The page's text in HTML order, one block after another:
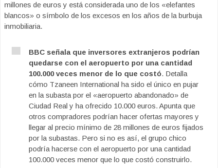
millones de euros y está considerada uno de los «elefantes
blancos» o símbolo de los excesos en los años de la burbuja
inmobiliaria.
BBC señala que inversores extranjeros podrían
quedarse con el aeropuerto por una cantidad
100.000 veces menor de lo que costó. Detalla
cómo Tzaneen International ha sido el único en pujar
en la subasta por el «aeropuerto abandonado» de
Ciudad Real y ha ofrecido 10.000 euros. Apunta que
otros compradores podrían hacer ofertas mayores y
llegar al precio mínimo de 28 millones de euros fijados
por la subastas. Pero si no es así, el grupo chico
podría hacerse con el aeropuerto por una cantidad
100.000 veces menor que lo que costó construirlo.